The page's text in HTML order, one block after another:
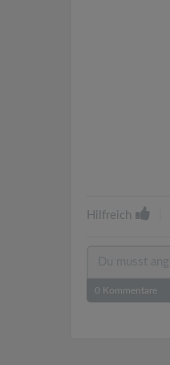
Hilfreich
0 Kommentare